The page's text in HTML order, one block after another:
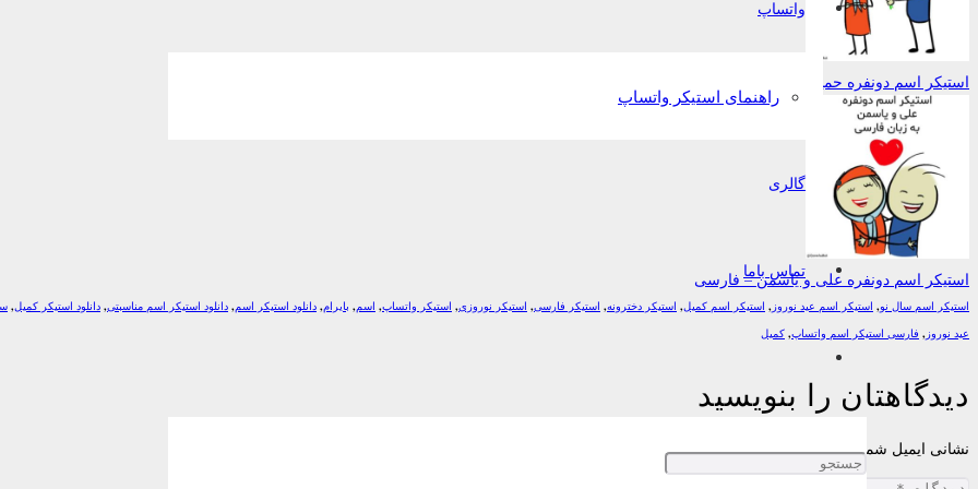
واتساپ
راهنمای استیکر واتساپ
گالری
تماس باما
استیکر اسم دونفره حمید و کوثر – فارسی
استیکر اسم دونفره علی و یاسمن – فارسی
استیکر اسم سال نو, استیکر اسم عید نوروز , استیکر اسم کمیل, استیکر دخترونه, استیکر فارسی, استیکر نوروزی, استیکر واتساپ, اسم, بایرام, دانلود استیکر اسم, دانلود استیکر اسم مناسبتی, دانلود استیکر کمیل,
عید نوروز , فارسی استیکر اسم واتساپ, کمیل
دیدگاهتان را بنویسید
نشانی ایمیل شما منتشر نخواهد شد. بخش‌های موردنیاز علامت‌گذاری شده‌اند